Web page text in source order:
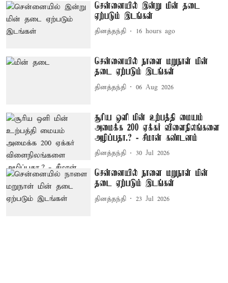
சென்னையில் இன்று மின் தடை
ஏற்படும் இடங்கள்
தினத்தந்தி 16 hours ago
சென்னையில் நாளை மறுநாள் மின்
தடை ஏற்படும் இடங்கள்
தினத்தந்தி 06 Aug 2026
சூரிய ஒளி மின் உற்பத்தி மையம்
அமைக்க 200 ஏக்கர் விளைநிலங்களை
அழிப்பதா.? - சீமான் கண்டனம்
தினத்தந்தி 30 Jul 2026
சென்னையில் நாளை மறுநாள் மின்
தடை ஏற்படும் இடங்கள்
தினத்தந்தி 23 Jul 2026